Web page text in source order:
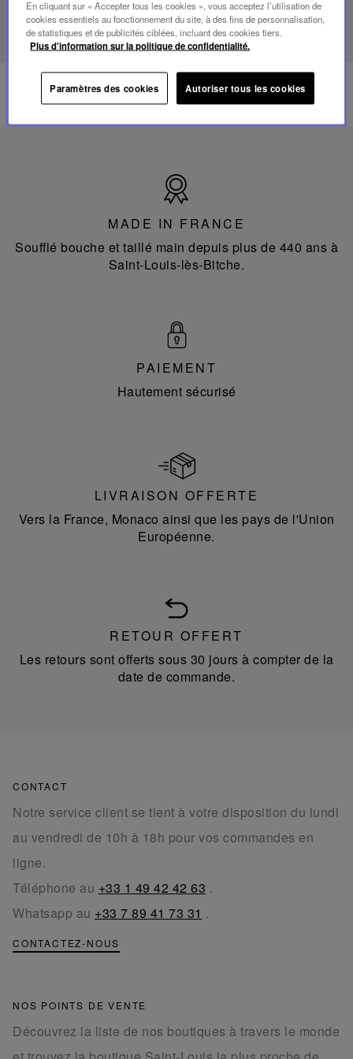
DÉCOUVRIR NOTRE SAVOIR-FAIRE
France
MADE IN FRANCE
Soufflé bouche et taillé main depuis plus de 440 ans à
Saint-Louis-lès-Bitche.
PAIEMENT
Hautement sécurisé
LIVRAISON OFFERTE
Vers la France, Monaco ainsi que les pays de l'Union
Européenne.
RETOUR OFFERT
Les retours sont offerts sous 30 jours à compter de la
date de commande.
CONTACT
Notre service client se tient à votre disposition du lundi
au vendredi de 10h à 18h pour vos commandes en
ligne.
Téléphone au +33 1 49 42 42 63 .
Whatsapp au +33 7 89 41 73 31 .
CONTACTEZ-NOUS
NOS POINTS DE VENTE
Découvrez la liste de nos boutiques à travers le monde
En cliquant sur « Accepter tous les cookies », vous acceptez l’utilisation de
cookies essentiels au fonctionnement du site, à des fins de personnalisation,
de statistiques et de publicités ciblées, incluant des cookies tiers.
Plus d'information sur la politique de confidentialité.
Paramètres des cookies Autoriser tous les cookies